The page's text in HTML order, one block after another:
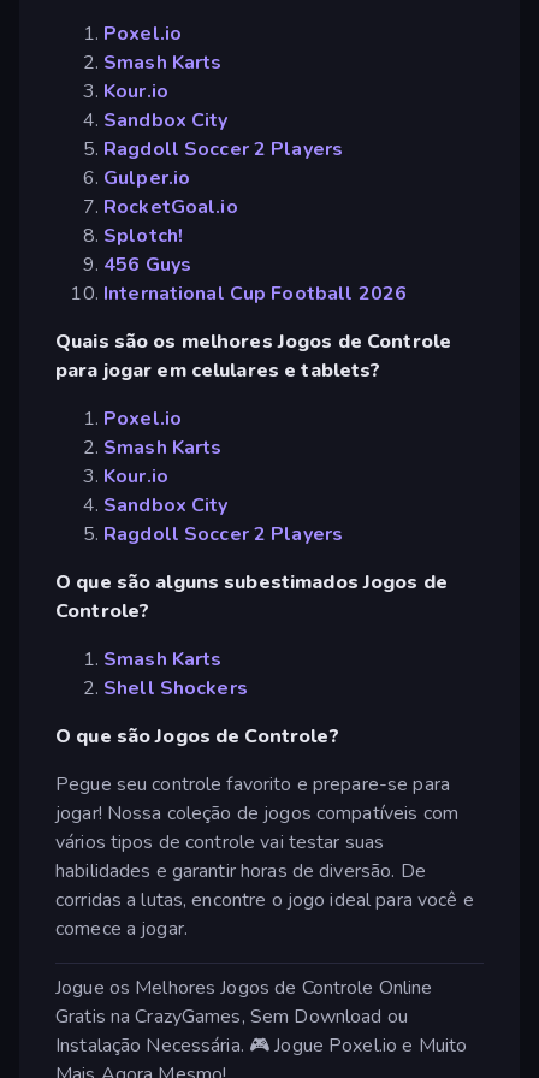
Poxel.io
Smash Karts
Kour.io
Sandbox City
Ragdoll Soccer 2 Players
Gulper.io
RocketGoal.io
Splotch!
456 Guys
International Cup Football 2026
Quais são os melhores Jogos de Controle
para jogar em celulares e tablets?
Poxel.io
Smash Karts
Kour.io
Sandbox City
Ragdoll Soccer 2 Players
O que são alguns subestimados Jogos de
Controle?
Smash Karts
Shell Shockers
O que são Jogos de Controle?
Pegue seu controle favorito e prepare-se para
jogar! Nossa coleção de jogos compatíveis com
vários tipos de controle vai testar suas
habilidades e garantir horas de diversão. De
corridas a lutas, encontre o jogo ideal para você e
comece a jogar.
Jogue os Melhores Jogos de Controle Online
Gratis na CrazyGames, Sem Download ou
Instalação Necessária. 🎮 Jogue Poxel.io e Muito